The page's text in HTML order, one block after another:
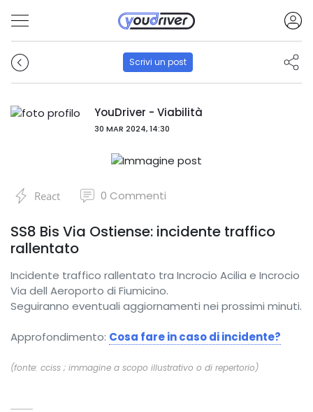
Scrivi un post
YouDriver - Viabilità
30 MAR 2024, 14:30
React 0 Commenti
SS8 Bis Via Ostiense: incidente traffico
rallentato
Incidente traffico rallentato tra Incrocio Acilia e Incrocio
Via dell Aeroporto di Fiumicino.
Seguiranno eventuali aggiornamenti nei prossimi minuti.
Approfondimento: Cosa fare in caso di incidente?
(fonte: cciss ; immagine a scopo illustrativo o di repertorio)